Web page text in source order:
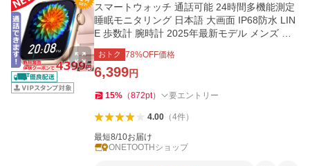
スマートウォッチ 通話可能 24時間多機能測定
睡眠モニタリング 日本語 大画面 IP68防水 LIN
E 歩数計 腕時計 2025年最新モデル メンズ レ
ディース
おトク 78%OFF価格
6,399円
15% （872pt） 要エントリー
4.00（4件）
最短8/10お届け
ONETOOTHショップ